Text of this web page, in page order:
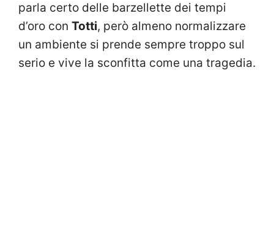
parla certo delle barzellette dei tempi
d’oro con Totti, però almeno normalizzare
un ambiente si prende sempre troppo sul
serio e vive la sconfitta come una tragedia.